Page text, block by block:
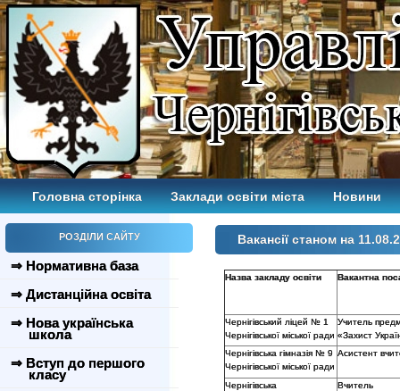
Головна сторінка Заклади освіти міста Новини
РОЗДІЛИ САЙТУ
⇒ Нормативна база
⇒ Дистанційна освіта
⇒ Нова українська
школа
⇒ Вступ до першого
класу
Вакансії станом на
Назва закладу освіти Вакантна
Чернігівський ліцей № 1
Чернігівської міської ради
Учитель
«Захист
Чернігівська гімназія № 9
Чернігівської міської ради
Асистент
Чернігівська
Вчитель